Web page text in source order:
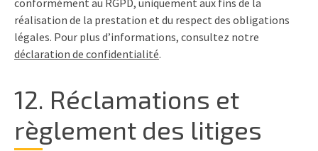
conformément au RGPD, uniquement aux fins de la
réalisation de la prestation et du respect des obligations
légales. Pour plus d’informations, consultez notre
déclaration de confidentialité.
12. Réclamations et
règlement des litiges